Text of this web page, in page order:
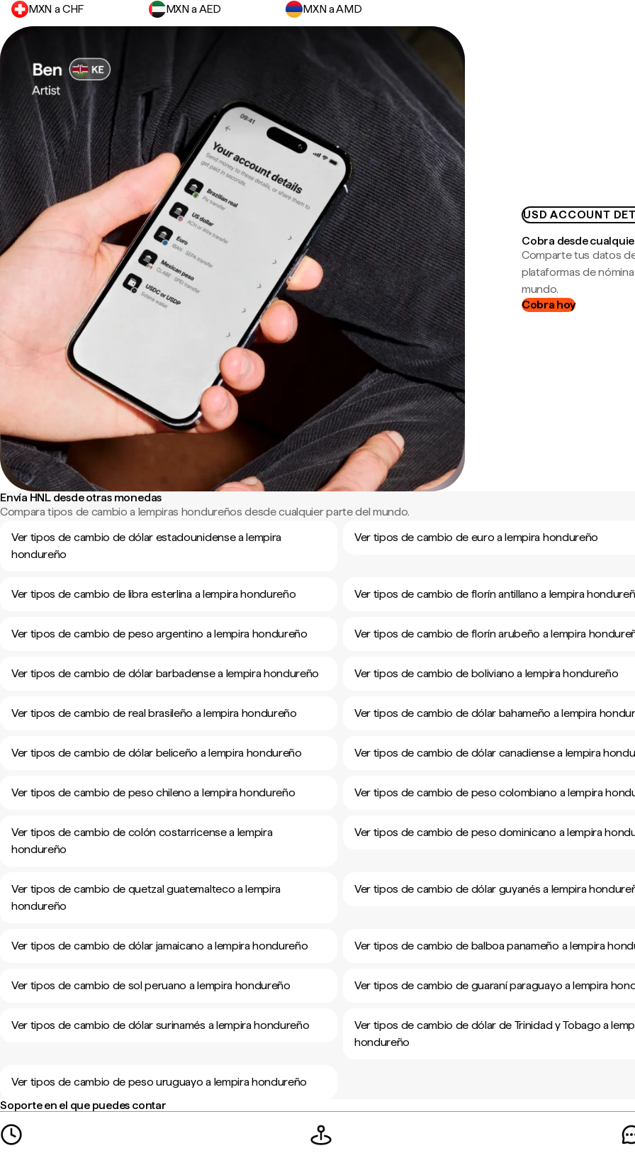
MXN a CHF MXN a AED MXN a AMD
USD ACCOUNT
Cobra desde
Comparte tus datos
plataformas de
mundo.
Cobra hoy
Envía HNL desde otras monedas
Compara tipos de cambio a lempiras hondureños desde cualquier parte del mundo.
Ver tipos de cambio de dólar estadounidense a lempira
hondureño
Ver tipos de cambio de euro a lempira hondureño
Ver tipos de cambio de libra esterlina a lempira hondureño Ver tipos de cambio de florín antillano a lempira
Ver tipos de cambio de peso argentino a lempira hondureño Ver tipos de cambio de florín arubeño a lempira
Ver tipos de cambio de dólar barbadense a lempira hondureño Ver tipos de cambio de boliviano a lempira hondureño
Ver tipos de cambio de real brasileño a lempira hondureño Ver tipos de cambio de dólar bahameño a lempira
Ver tipos de cambio de dólar beliceño a lempira hondureño Ver tipos de cambio de dólar canadiense a lempira
Ver tipos de cambio de peso chileno a lempira hondureño Ver tipos de cambio de peso colombiano a lempira
Ver tipos de cambio de colón costarricense a lempira
hondureño
Ver tipos de cambio de peso dominicano a lempira
Ver tipos de cambio de quetzal guatemalteco a lempira
hondureño
Ver tipos de cambio de dólar guyanés a lempira
Ver tipos de cambio de dólar jamaicano a lempira hondureño Ver tipos de cambio de balboa panameño a lempira
Ver tipos de cambio de sol peruano a lempira hondureño Ver tipos de cambio de guaraní paraguayo a lempira
Ver tipos de cambio de dólar surinamés a lempira hondureño
Ver tipos de cambio de dólar de Trinidad y Tobago a
hondureño
Ver tipos de cambio de peso uruguayo a lempira hondureño
Soporte en el que puedes contar